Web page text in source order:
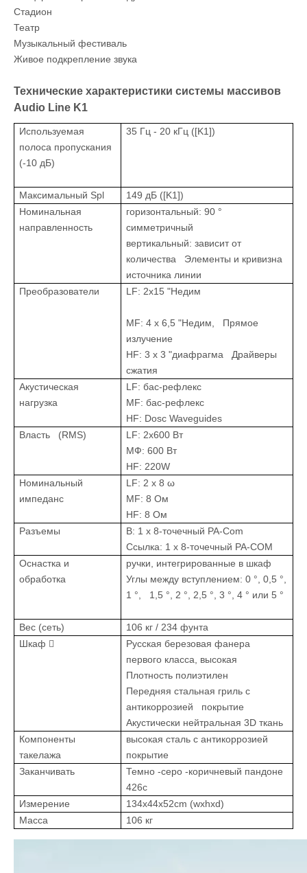
Стадион
Театр
Музыкальный фестиваль
Живое подкрепление звука
Технические характеристики системы массивов
Audio Line K1
Используемая
полоса пропускания
(-10 дБ)
35 Гц - 20 кГц ([K1])
Максимальный Spl
149 дБ ([K1])
Номинальная
направленность
горизонтальный: 90 °
симметричный
вертикальный: зависит от
количества Элементы и кривизна
источника линии
Преобразователи
LF: 2x15 "Недим
MF: 4 x 6,5 "Недим, Прямое
излучение
HF: 3 x 3 "диафрагма Драйверы
сжатия
Акустическая
нагрузка
LF: бас-рефлекс
MF: бас-рефлекс
HF: Dosc Waveguides
Власть (RMS)
LF: 2x600 Вт
МФ: 600 Вт
HF: 220W
Номинальный
импеданс
LF: 2 x 8 ω
MF: 8 Ом
HF: 8 Ом
Разъемы
В: 1 x 8-точечный PA-Com
Ссылка: 1 x 8-точечный PA-COM
Оснастка и
обработка
ручки, интегрированные в шкаф
Углы между вступлением: 0 °, 0,5 °,
1 °, 1,5 °, 2 °, 2,5 °, 3 °, 4 ° или 5 °
Вес (сеть)
106 кг / 234 фунта
Шкаф 
Русская березовая фанера
первого класса, высокая
Плотность полиэтилен
Передняя стальная гриль с
антикоррозией покрытие
Акустически нейтральная 3D ткань
Компоненты
такелажа
высокая сталь с антикоррозией
покрытие
Заканчивать
Темно -серо -коричневый пандоне
426c
Измерение
134x44x52cm (wxhxd)
Масса
106 кг